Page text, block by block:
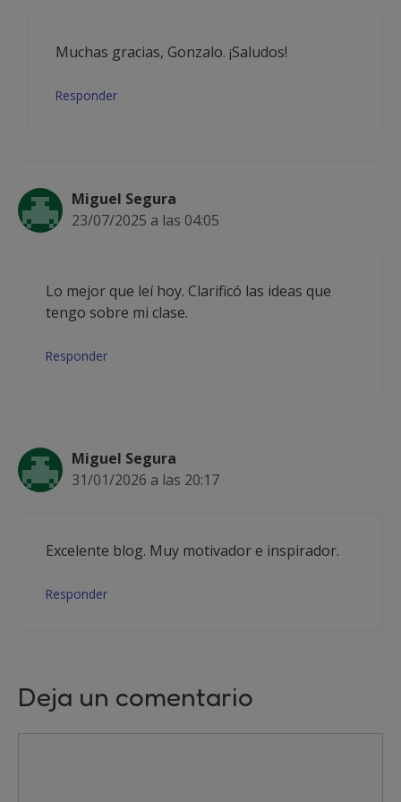
Muchas gracias, Gonzalo. ¡Saludos!
Responder
Miguel Segura
23/07/2025 a las 04:05
Lo mejor que leí hoy. Clarificó las ideas que
tengo sobre mi clase.
Responder
Miguel Segura
31/01/2026 a las 20:17
Excelente blog. Muy motivador e inspirador.
Responder
Deja un comentario